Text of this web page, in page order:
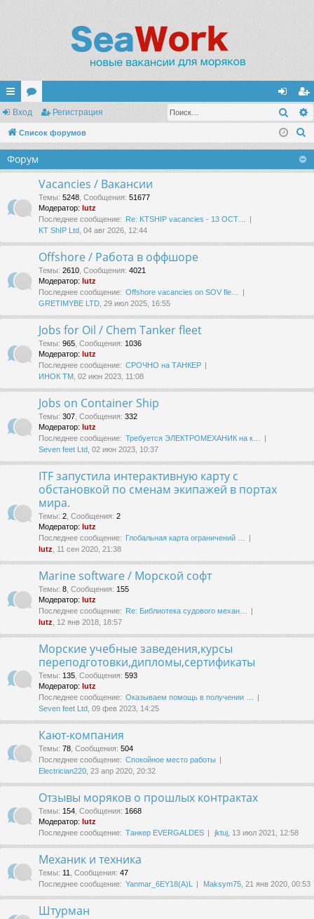
с
ы
лк
и
ор
ум
хо
д
ег
ис
тр
ац
Вход Регистрация
Список форумов
Форум
Vacancies / Вакансии
Темы: 5248 Сообщения: 51677
Модератор: lutz
Последнее сообщение: Re: KTSHIP vacancies - 13 OCT…
KT ShIP Ltd , 04 авг 2026, 12:44
Offshore / Работа в оффшоре
Темы: 2610 Сообщения: 4021
Модератор: lutz
Последнее сообщение: Offshore vacancies on SOV fle…
GRETIMYBE LTD , 29 июл 2025, 16:55
Jobs for Oil / Chem Tanker fleet
Темы: 965 Сообщения: 1036
Модератор: lutz
Последнее сообщение: СРОЧНО на ТАНКЕР
ИНОК ТМ , 02 июн 2023, 11:08
Jobs on Container Ship
Темы: 307 Сообщения: 332
Модератор: lutz
Последнее сообщение: Требуется ЭЛЕКТРОМЕХАНИК на к…
Seven feet Ltd , 02 июн 2023, 10:37
ITF запустила интерактивную карту с
обстановкой по сменам экипажей в портах
мира.
Темы: 2 Сообщения: 2
Модератор: lutz
Последнее сообщение: Глобальная карта ограничений …
lutz , 11 сен 2020, 21:38
Marine software / Морской софт
Темы: 8 Сообщения: 155
Модератор: lutz
Последнее сообщение: Re: Библиотека судового механ…
lutz , 12 янв 2018, 18:57
Морские учебные заведения,курсы
переподготовки,дипломы,сертификаты
Темы: 135 Сообщения: 593
Модератор: lutz
Последнее сообщение: Оказываем помощь в получении …
Seven feet Ltd , 09 фев 2023, 14:25
Кают-компания
Темы: 78 Сообщения: 504
Последнее сообщение: Спокойное место работы
Electrician220 , 23 апр 2020, 20:32
Отзывы моряков о прошлых контрактах
Темы: 154 Сообщения: 1668
Модератор: lutz
Последнее сообщение: Танкер EVERGALDES jktuj , 13 июл 2021, 12:58
Механик и техника
Темы: 11 Сообщения: 47
Последнее сообщение: Yanmar_6EY18(A)L Maksym75 , 21 янв 2020, 00:53
Штурман